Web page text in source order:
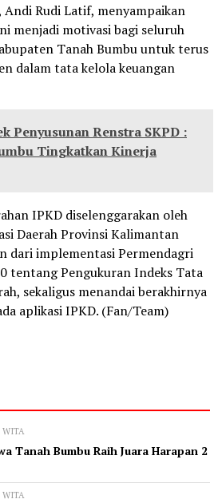
Rudi Latif, menyampaikan
menjadi motivasi bagi seluruh
Tanah Bumbu untuk terus
dalam tata kelola keuangan
Penyusunan Renstra SKPD :
Tingkatkan Kinerja
IPKD diselenggarakan oleh
Daerah Provinsi Kalimantan
dari implementasi Permendagri
tentang Pengukuran Indeks Tata
sekaligus menandai berakhirnya
aplikasi IPKD. (Fan/Team)
WITA
Tanah Bumbu Raih Juara Harapan 2
WITA